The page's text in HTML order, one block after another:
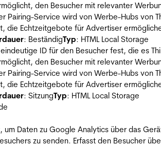
den Besucher mit relevanter
Pairing-Service wird von Werbe-Hubs von
die Echtzeitgebote für Advertiser
: BeständigTyp: HTML Local Storage
ID für den Besucher fest, die es
den Besucher mit relevanter
Pairing-Service wird von Werbe-Hubs von
die Echtzeitgebote für Advertiser
: SitzungTyp: HTML Local Storage
Daten zu Google Analytics über das
zu senden. Erfasst den Besucher